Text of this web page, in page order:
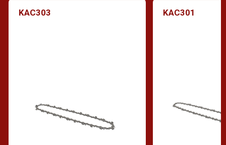
KAC303 KAC301